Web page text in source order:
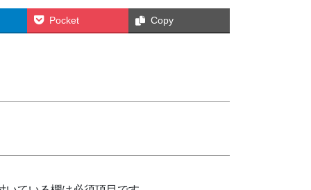
Pocket Copy